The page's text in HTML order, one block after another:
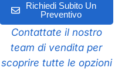
Richiedi Subito Un
Preventivo
Contattate il nostro
team di vendita per
scoprire tutte le opzioni